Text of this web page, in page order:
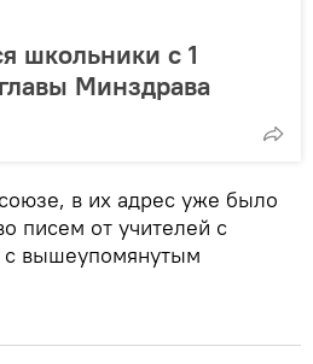
школьники с 1
Минздрава
в их адрес уже было
писем от учителей с
с вышеупомянутым